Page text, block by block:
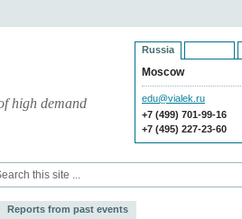
high demand
Russia
Moscow
edu@vialek.ru
+7 (499) 701-99-16
+7 (495) 227-23-60
Reports from past events